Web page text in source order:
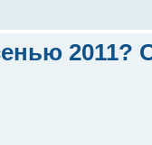
2011?